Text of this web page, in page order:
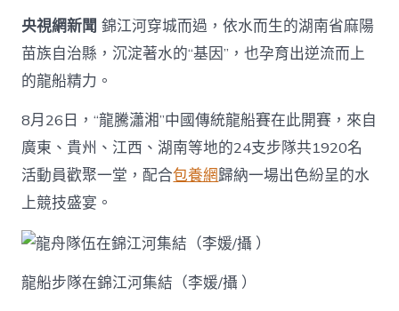
船
一
槳
劃
湖
南
麻
陽
央視網新聞錦江河穿城而過，依水而生的湖南省麻陽
苗族自治縣，沉淀著水的“基因”，也孕育出逆流而上
的龍船精力。
8月26日，“龍騰瀟湘”中國傳統龍船賽在此開賽，來自
廣東、貴州、江西、湖南等地的24支步隊共1920名
活動員歡聚一堂，配合包養網歸納一場出色紛呈的水
上競技盛宴。
龍船步隊在錦江河集結（李媛/攝 ）